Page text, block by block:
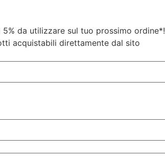
da utilizzare sul tuo prossimo ordine*!
acquistabili direttamente dal sito